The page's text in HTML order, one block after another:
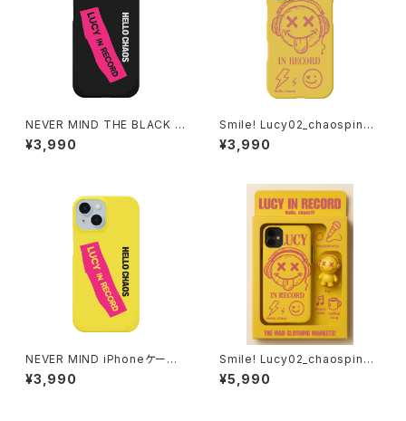
NEVER MIND THE BLACK iP
honeケース 1020-24112609
0
¥3,990
Smile! Lucy02_chaospink i
Phoneケース 1020-24112611
1
¥3,990
NEVER MIND iPhoneケース 1
020-241126085
¥3,990
Smile! Lucy02_chaospink i
Phoneケース SpecialBox 10
20-241126112
¥5,990